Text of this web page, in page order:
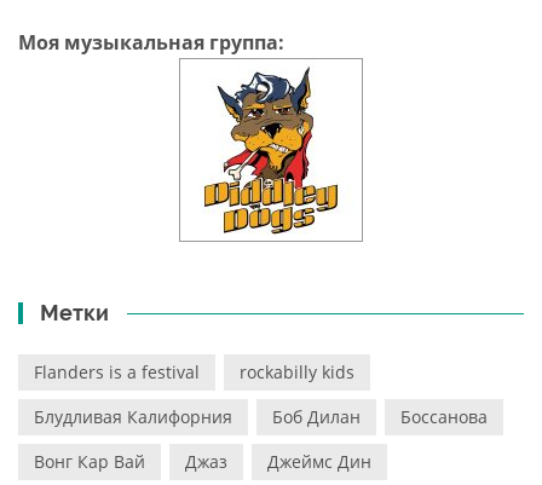
Моя музыкальная группа:
Метки
Flanders is a festival
rockabilly kids
Блудливая Калифорния
Боб Дилан
Боссанова
Вонг Кар Вай
Джаз
Джеймс Дин